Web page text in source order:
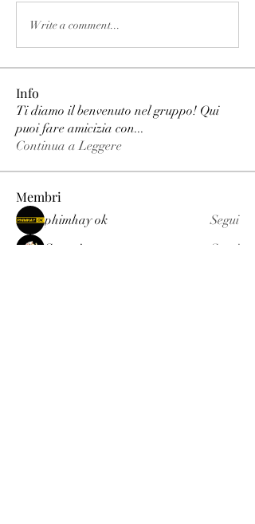
Write a comment...
Info
Ti diamo il benvenuto nel gruppo! Qui
puoi fare amicizia con...
Continua a Leggere
Membri
phimhay ok
Segui
Sun win
Segui